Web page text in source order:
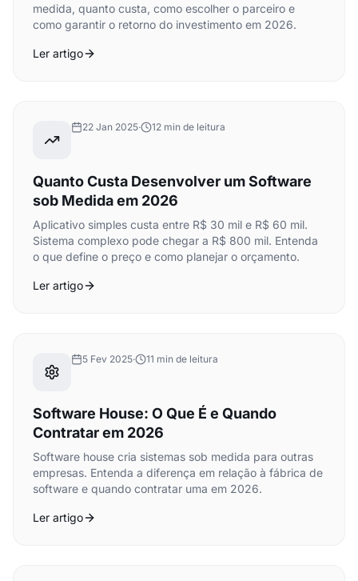
medida, quanto custa, como escolher o parceiro e
como garantir o retorno do investimento em 2026.
Ler artigo
22 Jan 2025· 12 min de leitura
Quanto Custa Desenvolver um Software
sob Medida em 2026
Aplicativo simples custa entre R$ 30 mil e R$ 60 mil.
Sistema complexo pode chegar a R$ 800 mil. Entenda
o que define o preço e como planejar o orçamento.
Ler artigo
5 Fev 2025· 11 min de leitura
Software House: O Que É e Quando
Contratar em 2026
Software house cria sistemas sob medida para outras
empresas. Entenda a diferença em relação à fábrica de
software e quando contratar uma em 2026.
Ler artigo